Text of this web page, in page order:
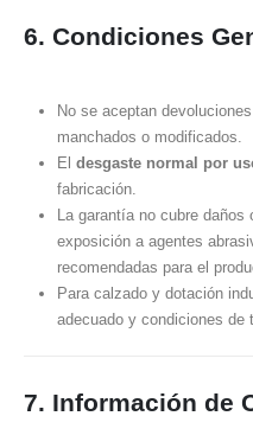
6. Condiciones
No se aceptan
manchados o modificados.
El desgaste normal por
fabricación.
La garantía no cubre daños
exposición a agentes
recomendadas para el
Para calzado y dotación
adecuado y condiciones de
7. Información de